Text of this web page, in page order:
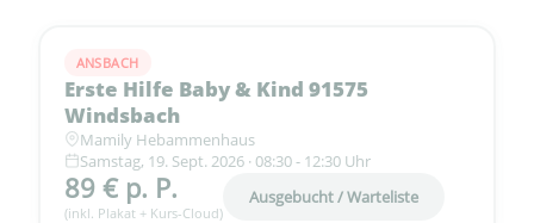
ANSBACH
Erste Hilfe Baby & Kind 91575
Windsbach
Mamily Hebammenhaus
Samstag, 19. Sept. 2026 · 08:30 - 12:30 Uhr
89 € p. P.
(inkl. Plakat + Kurs-Cloud)
Ausgebucht / Warteliste